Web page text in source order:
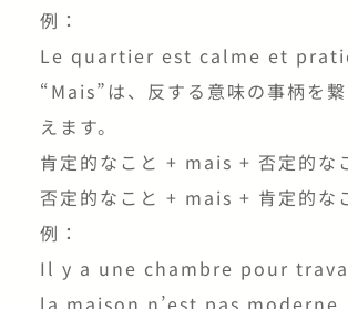
(名) モノ
(名) 地区
例：
Le quartier est calme et
“Mais”は、反する意味の事柄を
えます。
肯定的なこと + mais + 否定的な
否定的なこと + mais + 肯定的な
例：
Il y a une chambre pour